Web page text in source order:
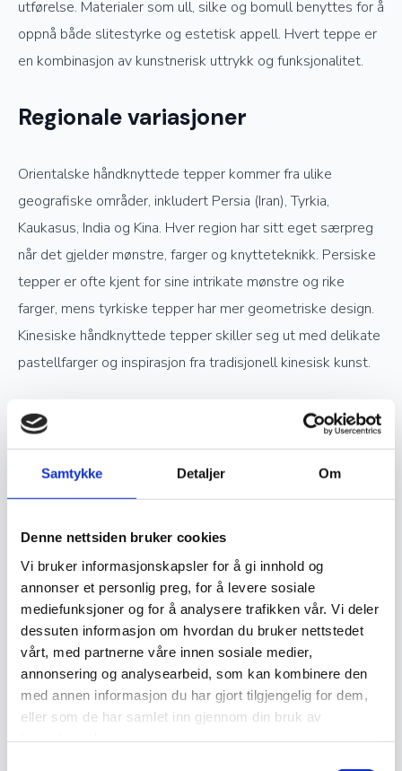
Samtykke Detaljer Om
Denne nettsiden bruker cookies
Vi bruker informasjonskapsler for å gi innhold og
annonser et personlig preg, for å levere sosiale
mediefunksjoner og for å analysere trafikken vår. Vi deler
dessuten informasjon om hvordan du bruker nettstedet
vårt, med partnerne våre innen sosiale medier,
annonsering og analysearbeid, som kan kombinere den
med annen informasjon du har gjort tilgjengelig for dem,
eller som de har samlet inn gjennom din bruk av
utførelse. Materialer som ull, silke og bomull benyttes for å
oppnå både slitestyrke og estetisk appell. Hvert teppe er
en kombinasjon av kunstnerisk uttrykk og funksjonalitet.
Regionale variasjoner
Orientalske håndknyttede tepper kommer fra ulike
geografiske områder, inkludert Persia (Iran), Tyrkia,
Kaukasus, India og Kina. Hver region har sitt eget særpreg
når det gjelder mønstre, farger og knytteteknikk. Persiske
tepper er ofte kjent for sine intrikate mønstre og rike
farger, mens tyrkiske tepper har mer geometriske design.
Kinesiske håndknyttede tepper skiller seg ut med delikate
pastellfarger og inspirasjon fra tradisjonell kinesisk kunst.
Verdsettelse og investering
Ekte håndknyttede orientalske tepper er ettertraktede
samlerobjekter og kan være en god investering. Jo høyere
kvalitet og finere knytting et teppe har, desto mer
verdifullt blir det over tid. Opprinnelse, materialvalg og
knutetetthet spiller en stor rolle i vurderingen av et teppes
verdi, og godt vedlikeholdte håndknyttede tepper kan gå i
arv i generasjoner.
Vedlikehold og levetid